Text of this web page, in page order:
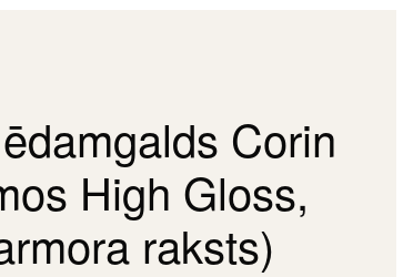
Corin
High Gloss,
raksts)